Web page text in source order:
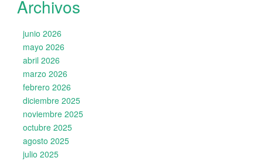
Archivos
junio 2026
mayo 2026
abril 2026
marzo 2026
febrero 2026
diciembre 2025
noviembre 2025
octubre 2025
agosto 2025
julio 2025